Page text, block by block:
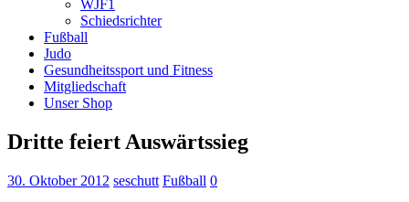
WJF1
Schiedsrichter
Fußball
Judo
Gesundheitssport und Fitness
Mitgliedschaft
Unser Shop
Dritte feiert Auswärtssieg
30. Oktober 2012 seschutt Fußball 0